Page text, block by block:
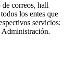
correos, hall
los entes que
servicios:
Administración.